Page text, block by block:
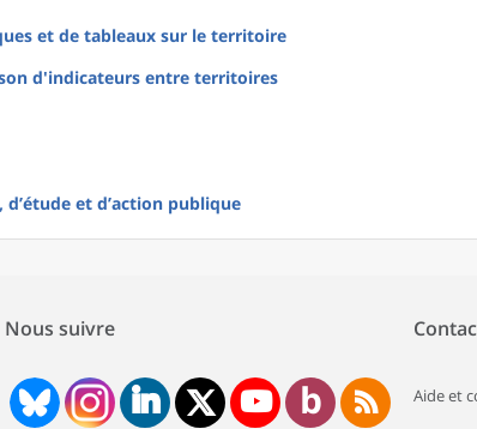
et de tableaux sur le territoire
d'indicateurs entre territoires
et d’action publique
Nous suivre
Aide et